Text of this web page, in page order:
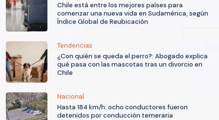
Chile está entre los mejores países para
comenzar una nueva vida en Sudamérica, según
Índice Global de Reubicación
Tendencias
¿Con quién se queda el perro?: Abogado explica
qué pasa con las mascotas tras un divorcio en
Chile
Nacional
Hasta 184 km/h: ocho conductores fueron
detenidos por conducción temeraria